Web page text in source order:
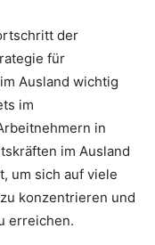
der
für
Ausland wichtig
im
in
im Ausland
um sich auf viele
konzentrieren und
erreichen.